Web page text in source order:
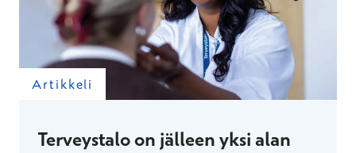
Artikkeli
Terveystalo on jälleen yksi alan